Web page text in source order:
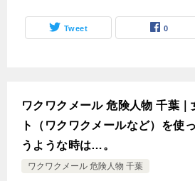
Tweet 0
ワクワクメール 危険人物 千葉
ト（ワクワクメールなど）を使
うような時は…。
ワクワクメール 危険人物 千葉